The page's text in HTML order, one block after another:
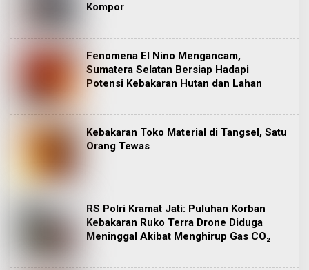
Kompor
Fenomena El Nino Mengancam,
Sumatera Selatan Bersiap Hadapi
Potensi Kebakaran Hutan dan Lahan
Kebakaran Toko Material di Tangsel, Satu
Orang Tewas
RS Polri Kramat Jati: Puluhan Korban
Kebakaran Ruko Terra Drone Diduga
Meninggal Akibat Menghirup Gas CO₂